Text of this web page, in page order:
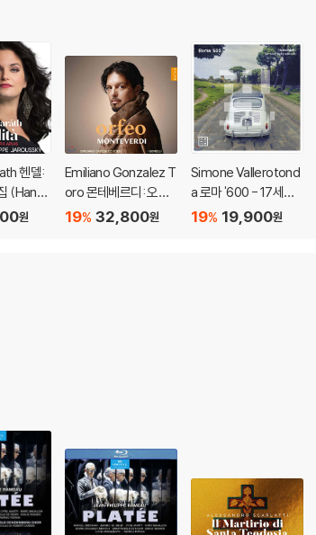
헨델:
(Hand
원
Emiliano Gonzalez T
oro 몬테베르디: 오페
라 '오르페오' 전곡 (Mo
32,800원
19%
Simone Vallerotond
a 로마 '600 - 17세기
로마의 음악 여행 (Ro
19,900원
19%